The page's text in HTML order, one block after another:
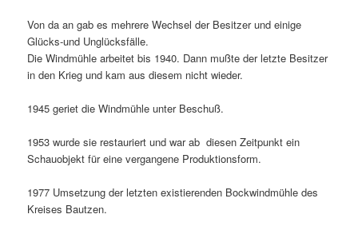
Von da an gab es mehrere Wechsel der Besitzer und einige
Glücks-und Unglücksfälle.
Die Windmühle arbeitet bis 1940. Dann mußte der letzte Besitzer
in den Krieg und kam aus diesem nicht wieder.
1945 geriet die Windmühle unter Beschuß.
1953 wurde sie restauriert und war ab diesen Zeitpunkt ein
Schauobjekt für eine vergangene Produktionsform.
1977 Umsetzung der letzten existierenden Bockwindmühle des
Kreises Bautzen.